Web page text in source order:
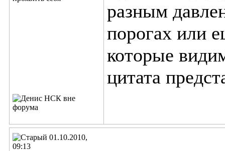
разным
порогах или
которые
цитата
01.10.2010,
09:13